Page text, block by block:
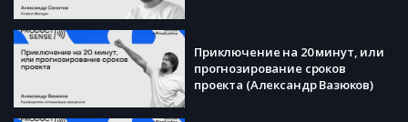
Приключение на 20 минут, или
прогнозирование сроков
проекта (Александр Вазюков)